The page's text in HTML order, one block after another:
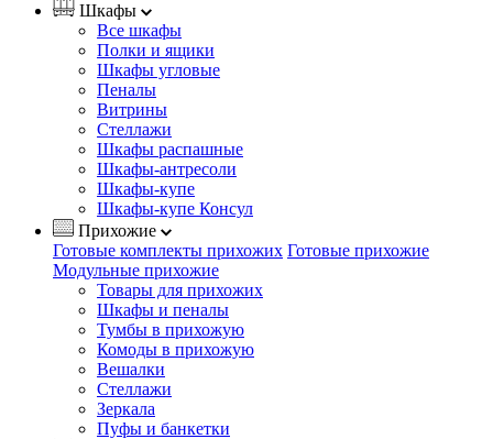
Шкафы
Все шкафы
Полки и ящики
Шкафы угловые
Пеналы
Витрины
Стеллажи
Шкафы распашные
Шкафы-антресоли
Шкафы-купе
Шкафы-купе Консул
Прихожие
Готовые комплекты прихожих Готовые прихожие
Модульные прихожие
Товары для прихожих
Шкафы и пеналы
Тумбы в прихожую
Комоды в прихожую
Вешалки
Стеллажи
Зеркала
Пуфы и банкетки